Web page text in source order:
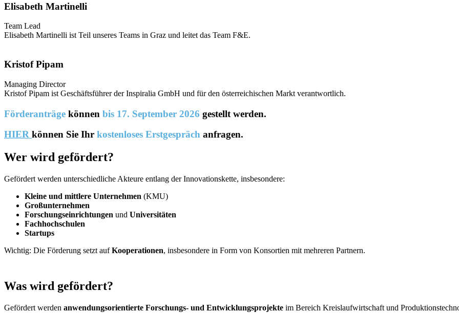
Elisabeth Martinelli
Team Lead
Elisabeth Martinelli ist Teil unseres Teams in Graz und leitet das Team F&E.
Kristof Pipam
Managing Director
Kristof Pipam ist Geschäftsführer der Inspiralia GmbH und für den österreichischen Markt verantwortlich.
Förderanträge können bis 17. September 2026 gestellt werden.
HIER können Sie Ihr kostenloses Erstgespräch anfragen.
Wer wird gefördert?
Gefördert werden unterschiedliche Akteure entlang der Innovationskette, insbesondere:
Kleine und mittlere Unternehmen (KMU)
Großunternehmen
Forschungseinrichtungen und Universitäten
Fachhochschulen
Startups
Wichtig: Die Förderung setzt aufKooperationen, insbesondere in Form von Konsortien mit mehreren Partnern.
Was wird gefördert?
Gefördert werden anwendungsorientierte Forschungs- und Entwicklungsprojekte im Bereich Kreislaufwirtschaft und